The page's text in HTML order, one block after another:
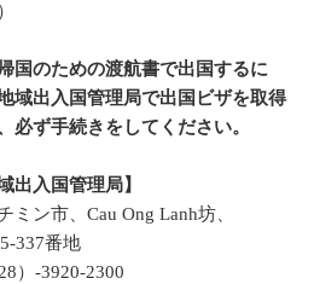
）
国のための渡航書で出国するに
域出入国管理局で出国ビザを取得
必ず手続きをしてください。
出入国管理局】
ミン市、Cau Ong Lanh坊、
337番地
-3920-2300